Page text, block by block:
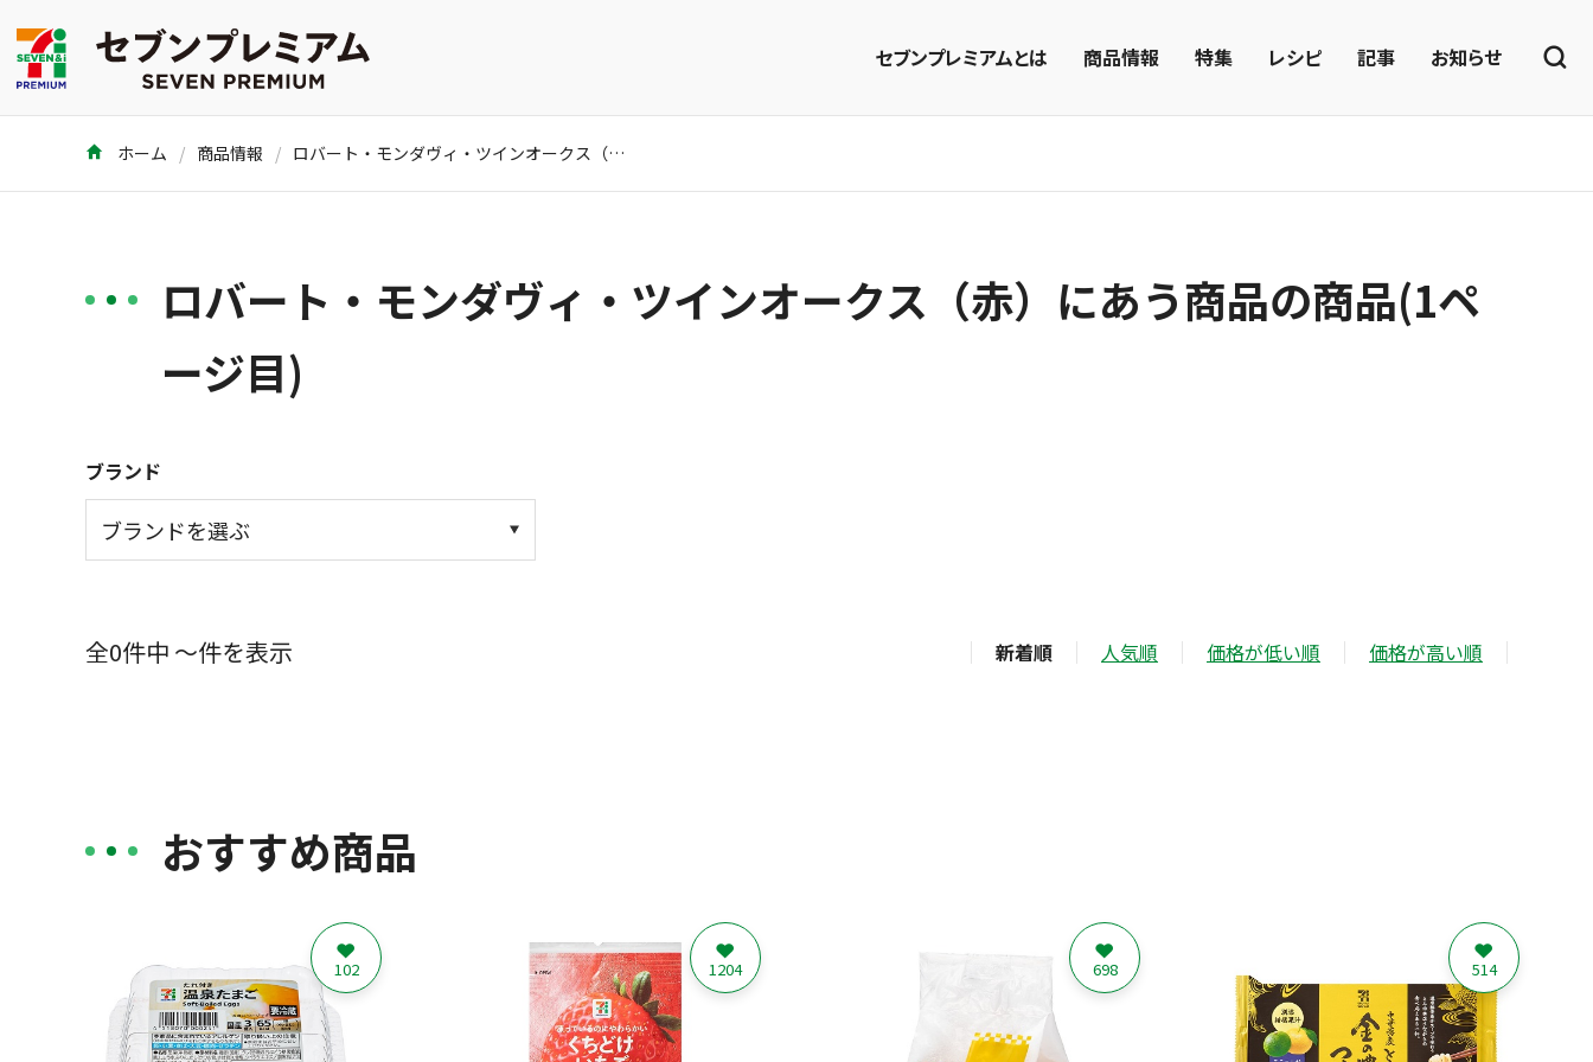
セブンプレミアムとは 商品情報 特集 レシピ 記事 お知らせ
ホーム 商品情報 ロバート・モンダヴィ・ツインオークス（赤）にあう商品 の商品
ロバート・モンダヴィ・ツインオークス（赤）にあう商品の商品(1ペ
ージ目)
ブランド
全0件中 ～件を表示 新着順 人気順 価格が低い順 価格が高い順
おすすめ商品
102 1204 698 514